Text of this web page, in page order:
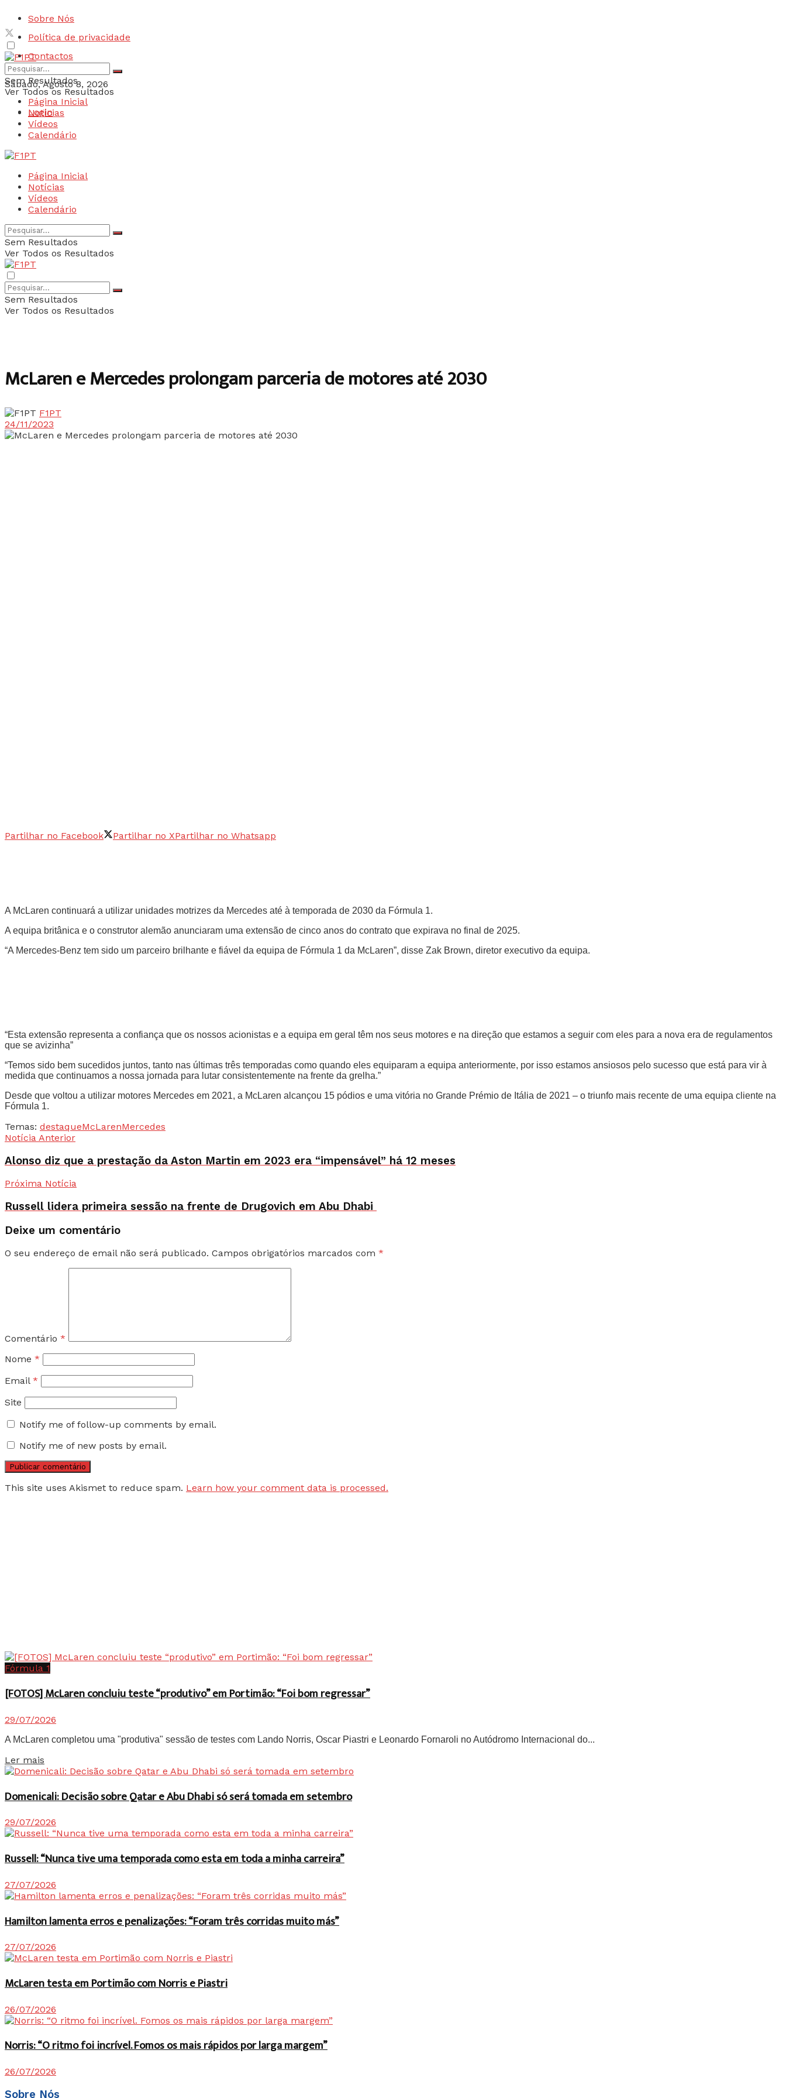
Sobre Nós
Política de privacidade
Contactos
Sábado, Agosto 8, 2026
Login
Sem Resultados
Ver Todos os Resultados
Página Inicial
Notícias
Vídeos
Calendário
Página Inicial
Notícias
Vídeos
Calendário
Sem Resultados
Ver Todos os Resultados
Sem Resultados
Ver Todos os Resultados
McLaren e Mercedes prolongam parceria de motores até 2030
F1PT
24/11/2023
Partilhar no Facebook Partilhar no XPartilhar no Whatsapp
A McLaren continuará a utilizar unidades motrizes da Mercedes até à temporada de 2030 da Fórmula 1.
A equipa britânica e o construtor alemão anunciaram uma extensão de cinco anos do contrato que expirava no final de 2025.
“A Mercedes-Benz tem sido um parceiro brilhante e fiável da equipa de Fórmula 1 da McLaren”, disse Zak Brown, diretor executivo da equipa.
“Esta extensão representa a confiança que os nossos acionistas e a equipa em geral têm nos seus motores e na direção que estamos a seguir com eles para a nova era de regulamentos
que se avizinha”
“Temos sido bem sucedidos juntos, tanto nas últimas três temporadas como quando eles equiparam a equipa anteriormente, por isso estamos ansiosos pelo sucesso que está para vir à
medida que continuamos a nossa jornada para lutar consistentemente na frente da grelha.”
Desde que voltou a utilizar motores Mercedes em 2021, a McLaren alcançou 15 pódios e uma vitória no Grande Prémio de Itália de 2021 – o triunfo mais recente de uma equipa cliente na
Fórmula 1.
Temas: destaqueMcLarenMercedes
Notícia Anterior
Alonso diz que a prestação da Aston Martin em 2023 era “impensável” há 12 meses
Próxima Notícia
Russell lidera primeira sessão na frente de Drugovich em Abu Dhabi
Deixe um comentário
O seu endereço de email não será publicado. Campos obrigatórios marcados com *
Comentário *
Nome *
Email *
Site
Notify me of follow-up comments by email.
Notify me of new posts by email.
This site uses Akismet to reduce spam. Learn how your comment data is processed.
Fórmula 1
[FOTOS] McLaren concluiu teste “produtivo” em Portimão: “Foi bom regressar”
29/07/2026
A McLaren completou uma "produtiva" sessão de testes com Lando Norris, Oscar Piastri e Leonardo Fornaroli no Autódromo Internacional do...
Ler mais
Domenicali: Decisão sobre Qatar e Abu Dhabi só será tomada em setembro
29/07/2026
Russell: “Nunca tive uma temporada como esta em toda a minha carreira”
27/07/2026
Hamilton lamenta erros e penalizações: “Foram três corridas muito más”
27/07/2026
McLaren testa em Portimão com Norris e Piastri
26/07/2026
Norris: “O ritmo foi incrível. Fomos os mais rápidos por larga margem”
26/07/2026
Sobre Nós